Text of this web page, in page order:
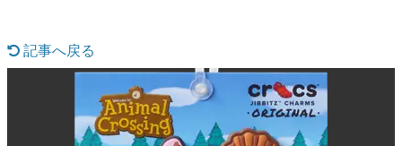
なんでゲームは面白い？
ゲーム開発者・hamatsu氏がゲームの魅力を画面や操作の
具体的な形から解き明かしていく、硬派で骨太な評論連載
です。
記事へ戻る